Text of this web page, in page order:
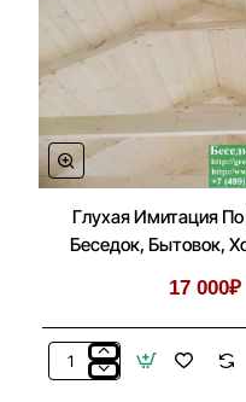
Глухая Имитация
Беседок, Бытовок,
17 000₽
Глухая